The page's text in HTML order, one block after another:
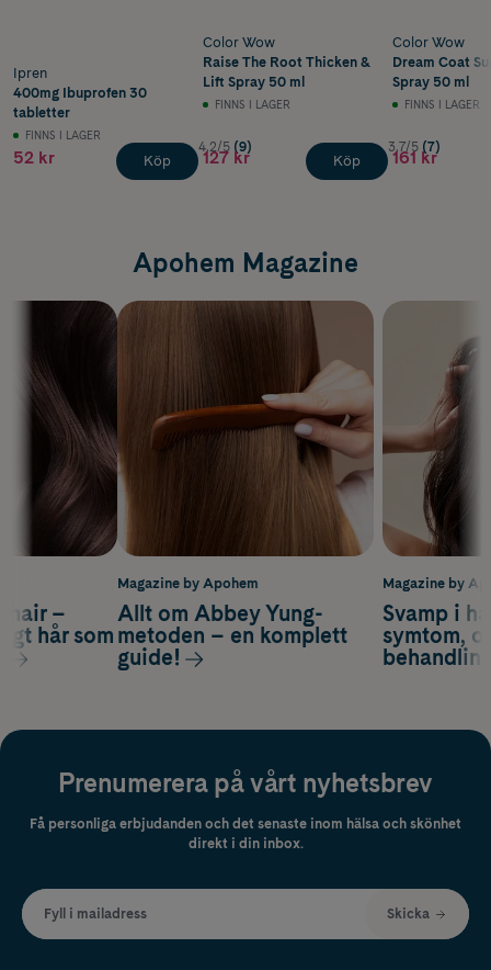
Ipren
400mg Ibuprofen 30
tabletter
FINNS I LAGER
52 kr Köp
Color Wow
Raise The Root Thicken &
Lift Spray 50 ml
FINNS I LAGER
4.2/5 (9)
127 kr Köp
Color Wow
Dream Coat
Spray 50 ml
FINNS I LAGER
3.7/5 (7)
161 kr
Apohem Magazine
Magazine by
Svamp i
symtom,
hair –
hår som
Magazine by Apohem
Allt om Abbey Yung-
metoden – en komplett
guide!
Prenumerera på vårt nyhetsbrev
Få personliga erbjudanden och det senaste inom hälsa och skönhet
direkt i din inbox.
Fyll i mailadress Skicka